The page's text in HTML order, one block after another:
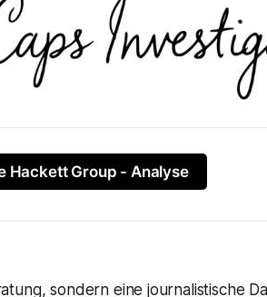
Hackett Group - Analyse
sondern eine journalistische